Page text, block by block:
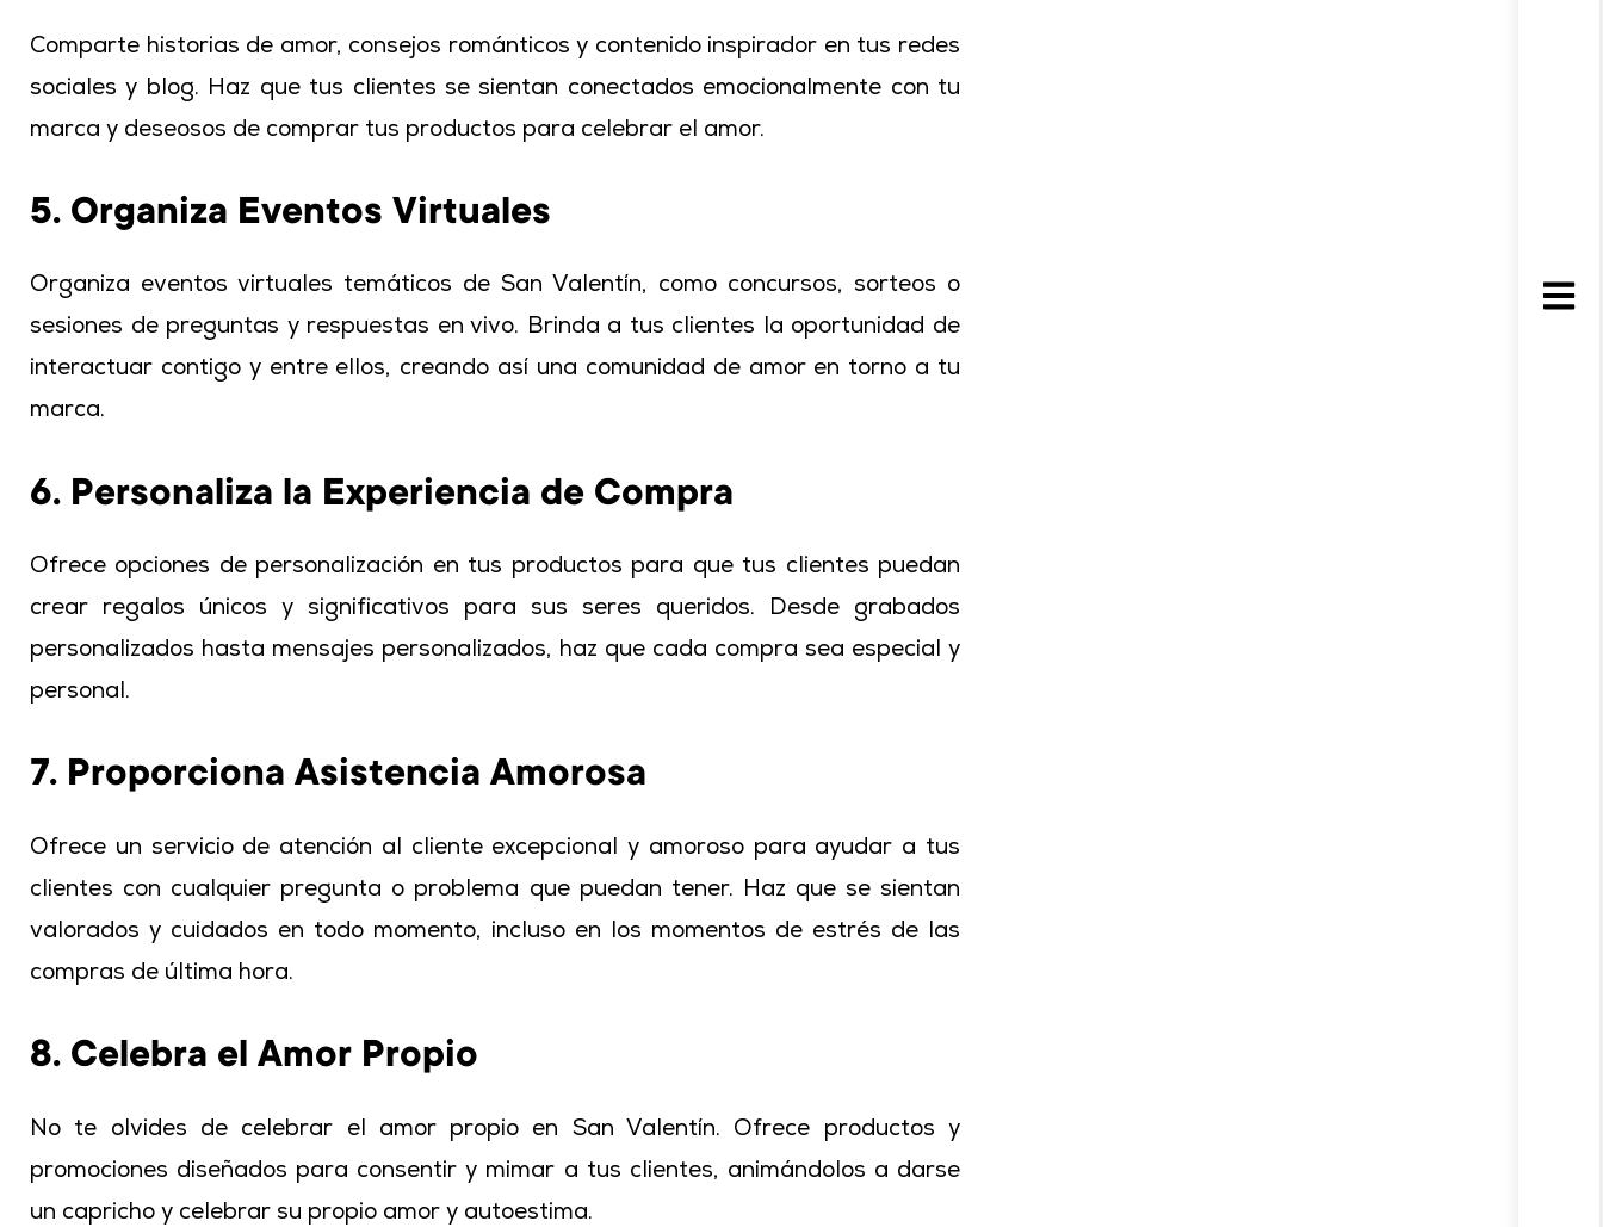
Comparte historias de amor, consejos románticos y contenido inspirador en tus redes
sociales y blog. Haz que tus clientes se sientan conectados emocionalmente con tu
marca y deseosos de comprar tus productos para celebrar el amor.
5. Organiza Eventos Virtuales
Organiza eventos virtuales temáticos de San Valentín, como concursos, sorteos o
sesiones de preguntas y respuestas en vivo. Brinda a tus clientes la oportunidad de
interactuar contigo y entre ellos, creando así una comunidad de amor en torno a tu
marca.
6. Personaliza la Experiencia de Compra
Ofrece opciones de personalización en tus productos para que tus clientes puedan
crear regalos únicos y significativos para sus seres queridos. Desde grabados
personalizados hasta mensajes personalizados, haz que cada compra sea especial y
personal.
7. Proporciona Asistencia Amorosa
Ofrece un servicio de atención al cliente excepcional y amoroso para ayudar a tus
clientes con cualquier pregunta o problema que puedan tener. Haz que se sientan
valorados y cuidados en todo momento, incluso en los momentos de estrés de las
compras de última hora.
8. Celebra el Amor Propio
No te olvides de celebrar el amor propio en San Valentín. Ofrece productos y
promociones diseñados para consentir y mimar a tus clientes, animándolos a darse
un capricho y celebrar su propio amor y autoestima.